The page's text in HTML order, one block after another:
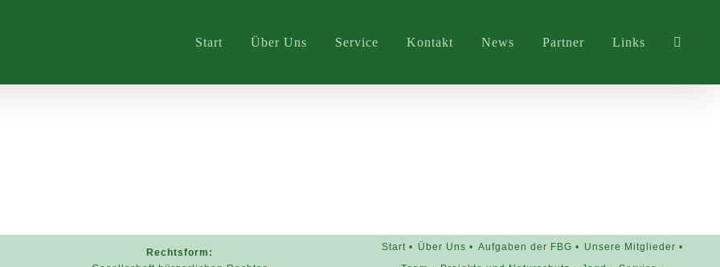
Start Über Uns Service Kontakt News Partner Links
Rechtsform:
Start Über Uns Aufgaben der FBG
Unsere Mitglieder